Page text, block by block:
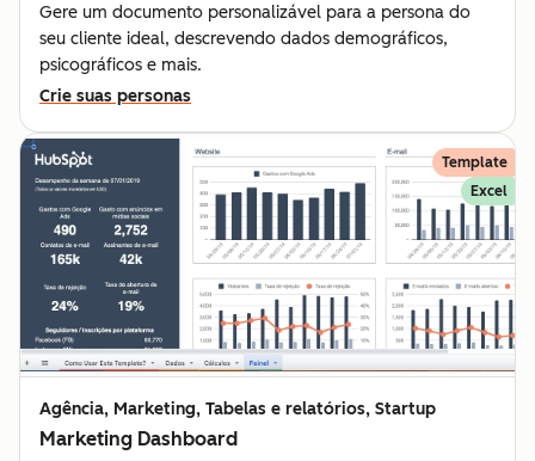
Gere um documento personalizável para a persona do
seu cliente ideal, descrevendo dados demográficos,
psicográficos e mais.
Crie suas personas
Template
Excel
Agência, Marketing, Tabelas e relatórios, Startup
Marketing Dashboard